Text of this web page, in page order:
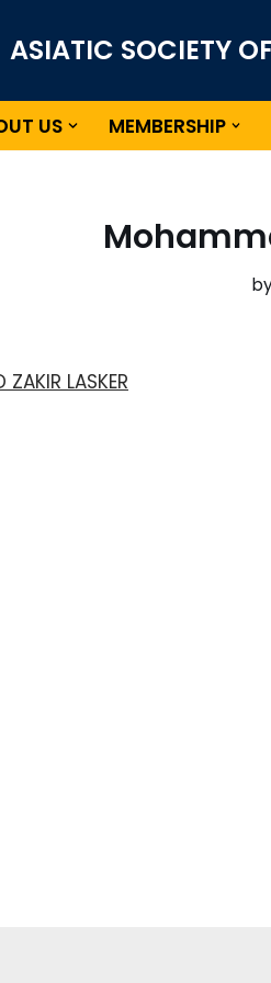
ASIATIC SOCIETY
US MEMBERSHIP